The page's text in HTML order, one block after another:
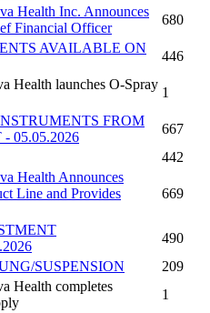
Health Inc. Announces
Financial Officer
680
AVAILABLE ON
446
Health launches O-Spray
1
FROM
05.05.2026
667
442
Health Announces
Line and Provides
669
490
SUSPENSION
209
Health completes
1